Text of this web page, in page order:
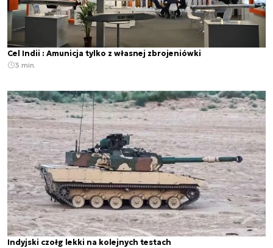
Cel Indii : Amunicja tylko z własnej zbrojeniówki
3 min.
Indyjski czołg lekki na kolejnych testach